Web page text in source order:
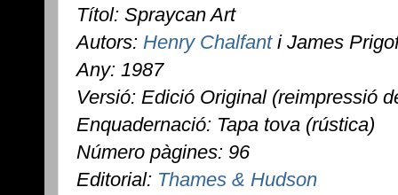
Títol: Spraycan Art
Autors: Henry Chalfanti James
Any: 1987
Versió: Edició Original (reimpressió
Enquadernació: Tapa tova (rústica)
Número pàgines: 96
Editorial: Thames & Hudson